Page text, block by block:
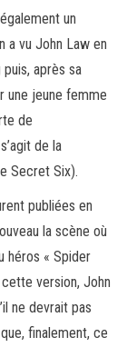
un
a vu John Law en
après sa
une jeune femme
de
de la
Secret Six).
publiées en
la scène où
héros « Spider
version, John
ne devrait pas
finalement, ce